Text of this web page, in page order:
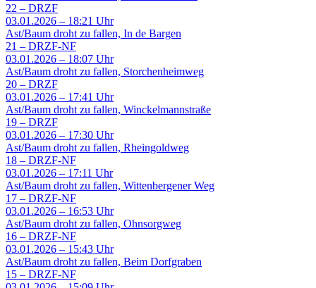
22 – DRZF
03.01.2026 – 18:21 Uhr
Ast/Baum droht zu fallen, In de Bargen
21 – DRZF-NF
03.01.2026 – 18:07 Uhr
Ast/Baum droht zu fallen, Storchenheimweg
20 – DRZF
03.01.2026 – 17:41 Uhr
Ast/Baum droht zu fallen, Winckelmannstraße
19 – DRZF
03.01.2026 – 17:30 Uhr
Ast/Baum droht zu fallen, Rheingoldweg
18 – DRZF-NF
03.01.2026 – 17:11 Uhr
Ast/Baum droht zu fallen, Wittenbergener Weg
17 – DRZF-NF
03.01.2026 – 16:53 Uhr
Ast/Baum droht zu fallen, Ohnsorgweg
16 – DRZF-NF
03.01.2026 – 15:43 Uhr
Ast/Baum droht zu fallen, Beim Dorfgraben
15 – DRZF-NF